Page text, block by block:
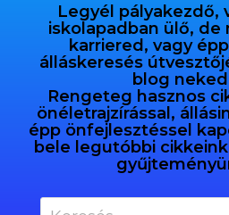
Legyél pályakezdő,
iskolapadban ülő, de
karriered, vagy
álláskeresés
blog
Rengeteg hasznos
önéletrajzírással,
épp önfejlesztéssel
bele legutóbbi